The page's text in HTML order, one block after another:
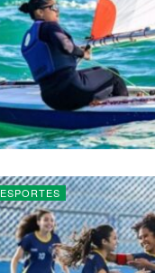
ESPORTES